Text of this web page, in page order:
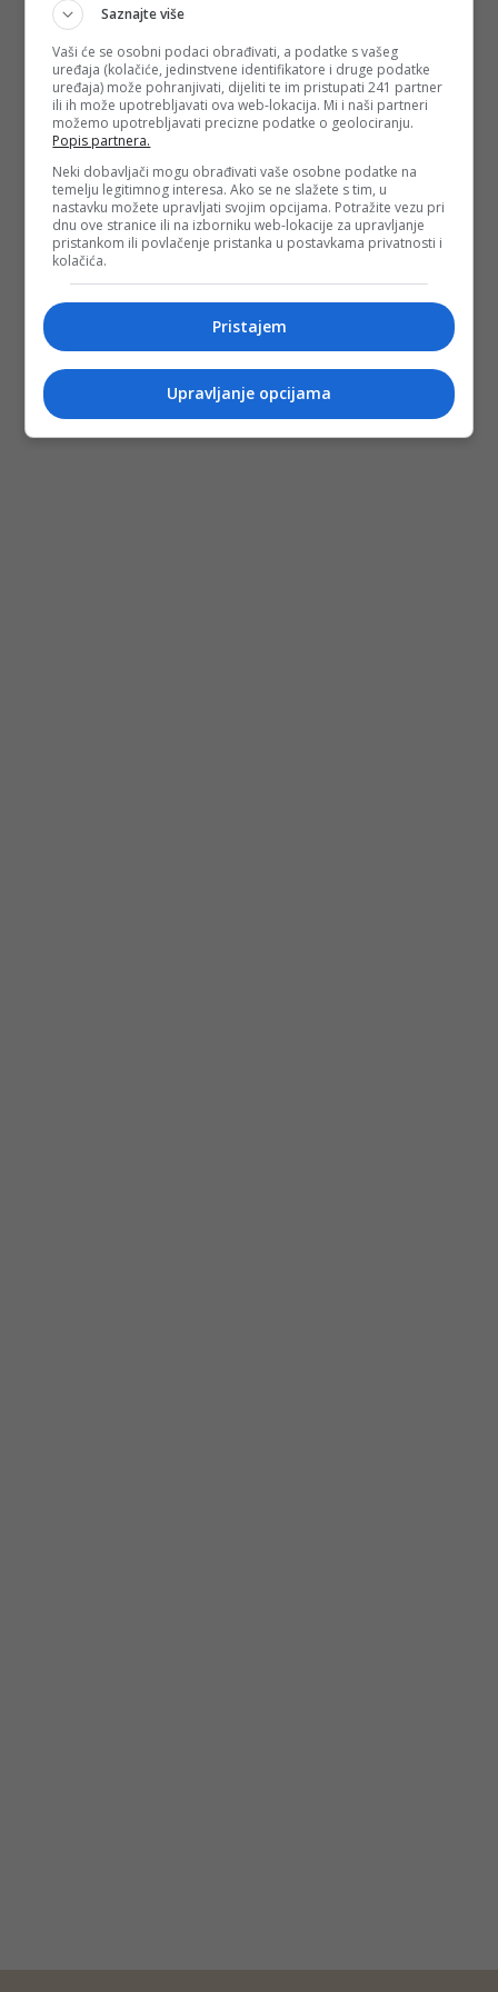
Saznajte više
Vaši će se osobni podaci obrađivati, a podatke s vašeg
uređaja (kolačiće, jedinstvene identifikatore i druge podatke
uređaja) može pohranjivati, dijeliti te im pristupati 241 partner
ili ih može upotrebljavati ova web-lokacija. Mi i naši partneri
možemo upotrebljavati precizne podatke o geolociranju.
Popis partnera.
Neki dobavljači mogu obrađivati vaše osobne podatke na
temelju legitimnog interesa. Ako se ne slažete s tim, u
nastavku možete upravljati svojim opcijama. Potražite vezu pri
dnu ove stranice ili na izborniku web-lokacije za upravljanje
pristankom ili povlačenje pristanka u postavkama privatnosti i
kolačića.
Pristajem
Upravljanje opcijama